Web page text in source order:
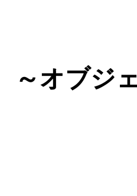
～オブジ